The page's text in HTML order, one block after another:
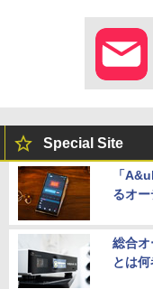
Special Site
「
るオ
総合
とは何